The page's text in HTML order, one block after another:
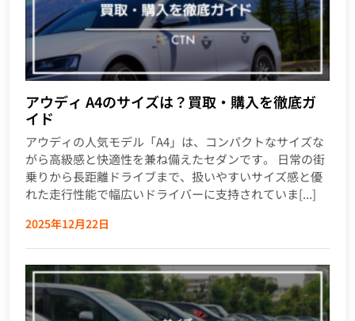
アウディ A4のサイズは？買取・購入を徹底ガ
イド
アウディの人気モデル「A4」は、コンパクトなサイズな
がら高級感と快適性を兼ね備えたセダンです。 日常の街
乗りから長距離ドライブまで、扱いやすいサイズ感と優
れた走行性能で幅広いドライバーに支持されていま[...]
2025年12月22日